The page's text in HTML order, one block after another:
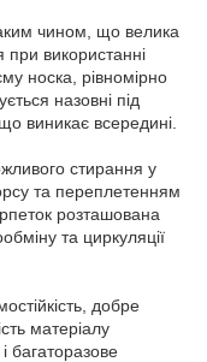
чином, що велика
при використанні
носка, рівномірно
назовні під
виникає всередині.
стирання у
та переплетенням
розташована
та циркуляції
добре
матеріалу
багаторазове